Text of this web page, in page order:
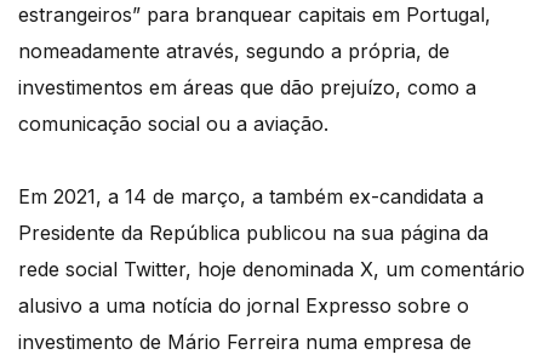
estrangeiros” para branquear capitais em Portugal,
nomeadamente através, segundo a própria, de
investimentos em áreas que dão prejuízo, como a
comunicação social ou a aviação.
Em 2021, a 14 de março, a também ex-candidata a
Presidente da República publicou na sua página da
rede social Twitter, hoje denominada X, um comentário
alusivo a uma notícia do jornal Expresso sobre o
investimento de Mário Ferreira numa empresa de